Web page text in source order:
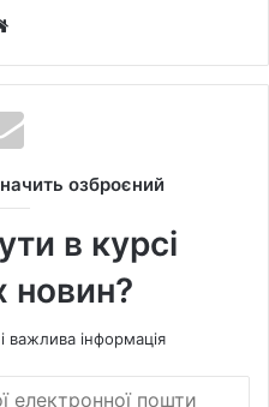
b
s
i
e
озброєний
в курсі
новин?
важлива інформація